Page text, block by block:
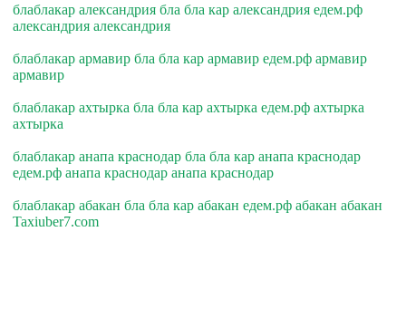
блаблакар александрия бла бла кар александрия едем.рф
александрия александрия
блаблакар армавир бла бла кар армавир едем.рф армавир
армавир
блаблакар ахтырка бла бла кар ахтырка едем.рф ахтырка
ахтырка
блаблакар анапа краснодар бла бла кар анапа краснодар
едем.рф анапа краснодар анапа краснодар
блаблакар абакан бла бла кар абакан едем.рф абакан абакан
Taxiuber7.com